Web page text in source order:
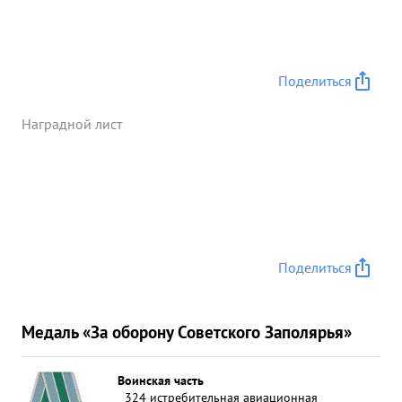
Поделиться
Наградной лист
Поделиться
Медаль «За оборону Советского Заполярья»
Воинская часть
324 истребительная авиационная